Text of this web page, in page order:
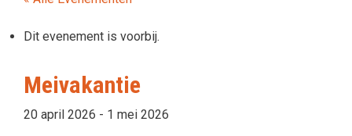
Dit evenement is voorbij.
Meivakantie
20 april 2026 - 1 mei 2026